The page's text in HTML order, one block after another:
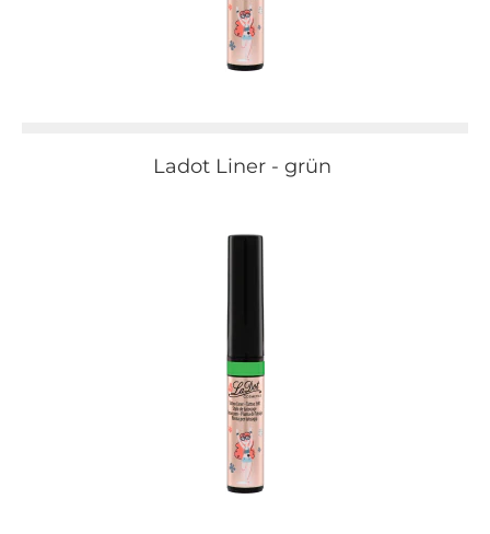
Ladot Liner - grün